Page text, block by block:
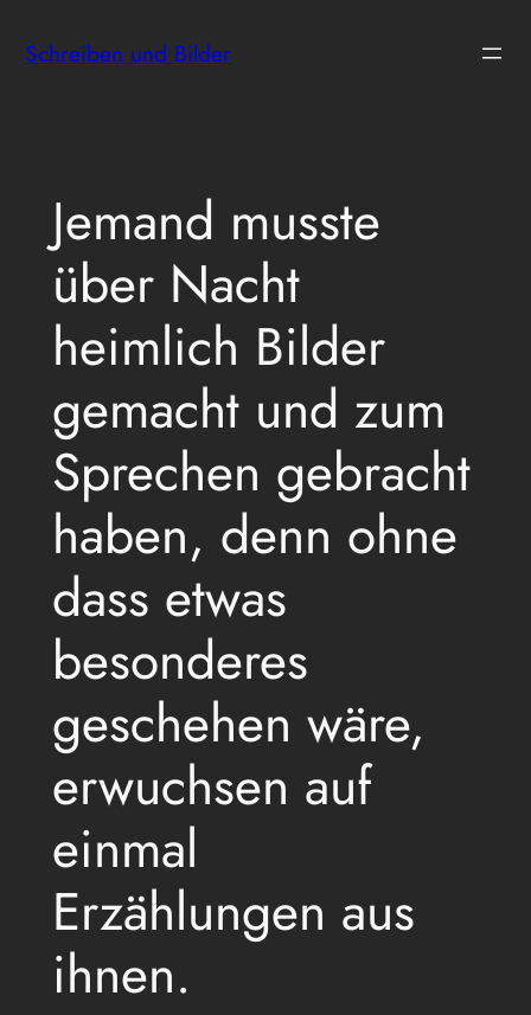
Inhalt
Schreiben und Bilder
Jemand musste
über Nacht
heimlich Bilder
gemacht und zum
Sprechen gebracht
haben, denn ohne
dass etwas
besonderes
geschehen wäre,
erwuchsen auf
einmal
Erzählungen aus
ihnen.